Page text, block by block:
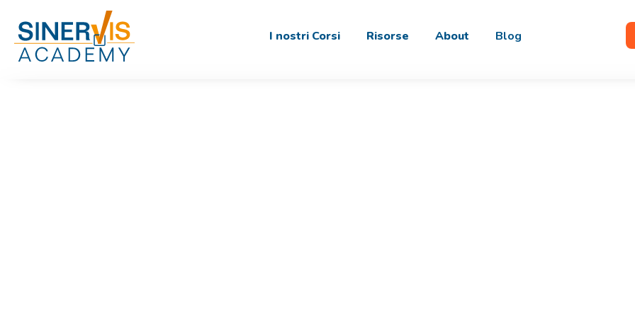
I nostri Corsi Risorse About Blog